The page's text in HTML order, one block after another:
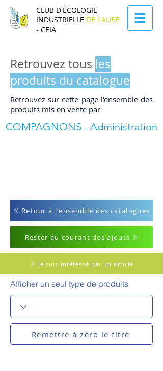
CLUB D'ÉCOLOGIE
INDUSTRIELLE DE L'AUBE
- CEIA
Retrouvez tous les
produits du catalogue
Retrouvez sur cette page l'ensemble des
produits mis en vente par
COMPAGNONS - Administration
Retour à l'ensemble des catalogues
Rester au courant des ajouts
Je suis intéressé par un article
Afficher un seul type de produits
Remettre à zéro le fitre